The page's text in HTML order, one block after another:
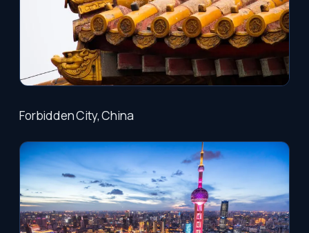
Forbidden City, China